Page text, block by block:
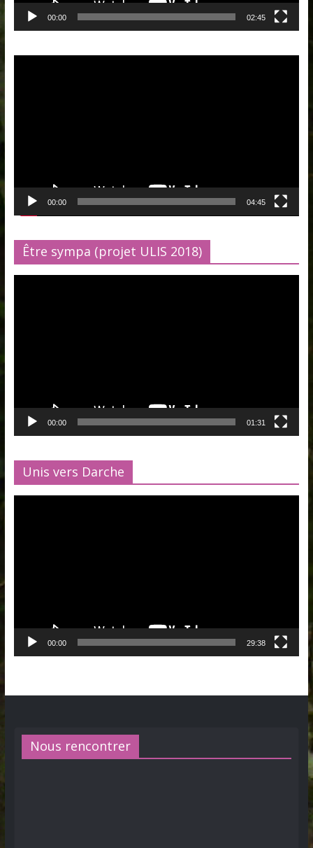
00:00 02:45
00:00 04:45
Être sympa (projet ULIS 2018)
00:00 01:31
Unis vers Darche
00:00 29:38
Nous rencontrer